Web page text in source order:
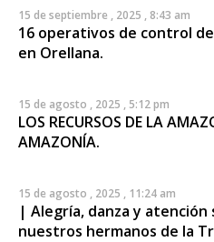
15 de septiembre , 2025 , 8:43 am
16 operativos de control
en Orellana.
15 de agosto , 2025 , 5:12 pm
LOS RECURSOS DE LA
AMAZONÍA.
15 de agosto , 2025 , 11:24 am
| Alegría, danza y atención
nuestros hermanos de la